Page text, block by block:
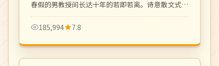
春假的男教授间长达十年的若即若离。诗意散文式叙
事，疗愈中年观众。
185,994
7.8
高分 全 12 集